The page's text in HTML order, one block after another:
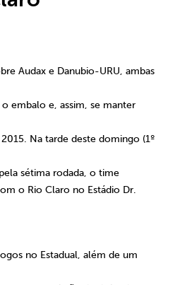
Audax e Danubio-URU, ambas
embalo e, assim, se manter
Na tarde deste domingo (1º
sétima rodada, o time
o Rio Claro no Estádio Dr.
no Estadual, além de um